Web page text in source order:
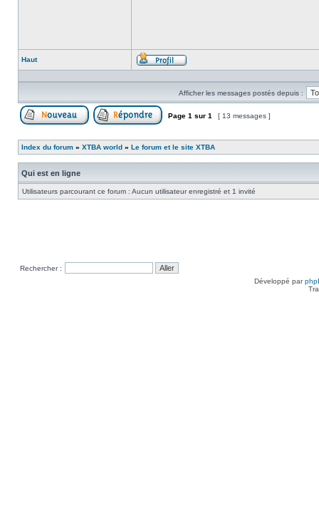
Haut
Profil
Afficher les messages postés depuis :
Page 1 sur 1 [ 13 messages ]
Index du forum » XTBA world » Le forum et le site XTBA
Qui est en ligne
Utilisateurs parcourant ce forum : Aucun utilisateur enregistré et 1 invité
Rechercher :
Développé par